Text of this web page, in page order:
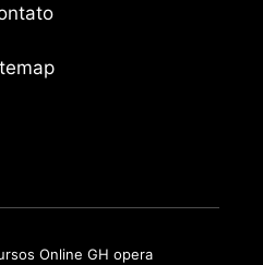
Online GH opera